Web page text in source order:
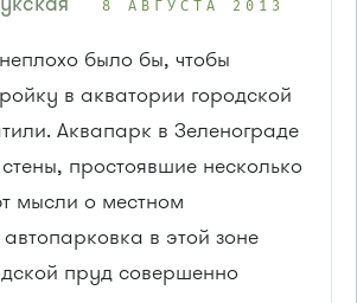
8 АВГУСТА 2013
было бы, чтобы
в акватории городской
Аквапарк в Зеленограде
простоявшие несколько
мысли о местном
в этой зоне
пруд совершенно